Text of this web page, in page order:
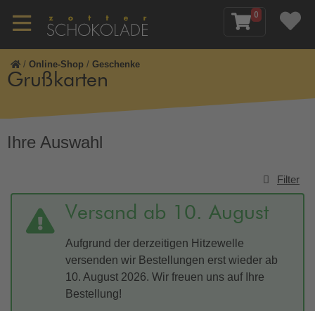
0
/ Online-Shop / Geschenke
Grußkarten
Versand ab 10. August
Aufgrund der derzeitigen Hitzewelle
versenden wir Bestellungen erst wieder ab
10. August 2026. Wir freuen uns auf Ihre
Bestellung!
Ihre Auswahl
Filter